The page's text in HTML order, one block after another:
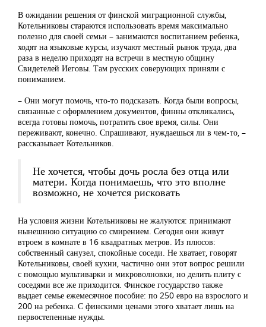
В ожидании решения от финской миграционной службы,
Котельниковы стараются использовать время максимально
полезно для своей семьи – занимаются воспитанием ребенка,
ходят на языковые курсы, изучают местный рынок труда, два
раза в неделю приходят на встречи в местную общину
Свидетелей Иеговы. Там русских соверующих приняли с
пониманием.
– Они могут помочь, что-то подсказать. Когда были вопросы,
связанные с оформлением документов, финны откликались,
всегда готовы помочь, потратить свое время, силы. Они
переживают, конечно. Спрашивают, нуждаешься ли в чем-то, –
рассказывает Котельников.
Не хочется, чтобы дочь росла без отца или
матери. Когда понимаешь, что это вполне
возможно, не хочется рисковать
На условия жизни Котельниковы не жалуются: принимают
нынешнюю ситуацию со смирением. Сегодня они живут
втроем в комнате в 16 квадратных метров. Из плюсов:
собственный санузел, спокойные соседи. Не хватает, говорят
Котельниковы, своей кухни, частично они этот вопрос решили
с помощью мультиварки и микроволновки, но делить плиту с
соседями все же приходится. Финское государство также
выдает семье ежемесячное пособие: по 250 евро на взрослого и
200 на ребенка. С финскими ценами этого хватает лишь на
первостепенные нужды.